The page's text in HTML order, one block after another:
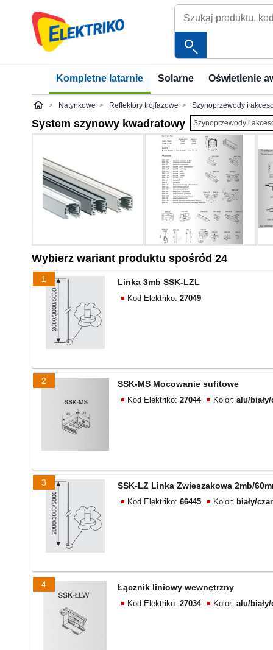
Kompletne latarnie Solarne Oświetlenie
ElektrikoNatynkowe Reflektory trójfazowe Szynoprzewody i
System szynowy kwadratowy Szynoprzewody i
Wybierz wariant produktu spośród 24
1 Linka 3mb SSK-LZL
Kod Elektriko: 27049
2 SSK-MS Mocowanie sufitowe
Kod Elektriko: 27044 Kolor: alu/
3 SSK-LZ Linka Zwieszakowa 2mb/
Kod Elektriko: 66445 Kolor: biały/
4 Łącznik liniowy wewnętrzny
Kod Elektriko: 27034 Kolor: alu/